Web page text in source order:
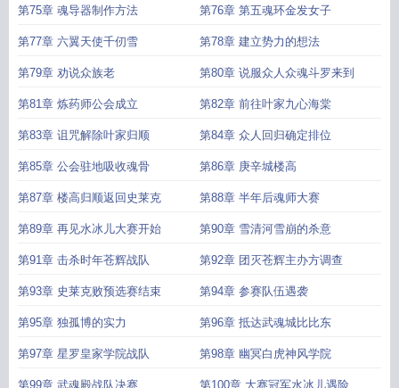
第75章 魂导器制作方法 第76章 第五魂环金发女子
第77章 六翼天使千仞雪 第78章 建立势力的想法
第79章 劝说众族老 第80章 说服众人众魂斗罗来到
第81章 炼药师公会成立 第82章 前往叶家九心海棠
第83章 诅咒解除叶家归顺 第84章 众人回归确定排位
第85章 公会驻地吸收魂骨 第86章 庚辛城楼高
第87章 楼高归顺返回史莱克 第88章 半年后魂师大赛
第89章 再见水冰儿大赛开始 第90章 雪清河雪崩的杀意
第91章 击杀时年苍辉战队 第92章 团灭苍辉主办方调查
第93章 史莱克败预选赛结束 第94章 参赛队伍遇袭
第95章 独孤博的实力 第96章 抵达武魂城比比东
第97章 星罗皇家学院战队 第98章 幽冥白虎神风学院
第99章 武魂殿战队决赛 第100章 大赛冠军水冰儿遇险